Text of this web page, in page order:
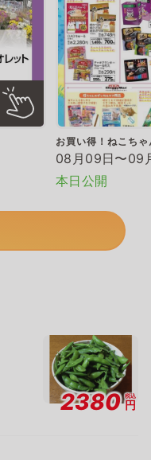
お買い得！ねこち
08月09日〜09
本日公開
2380 税込
円